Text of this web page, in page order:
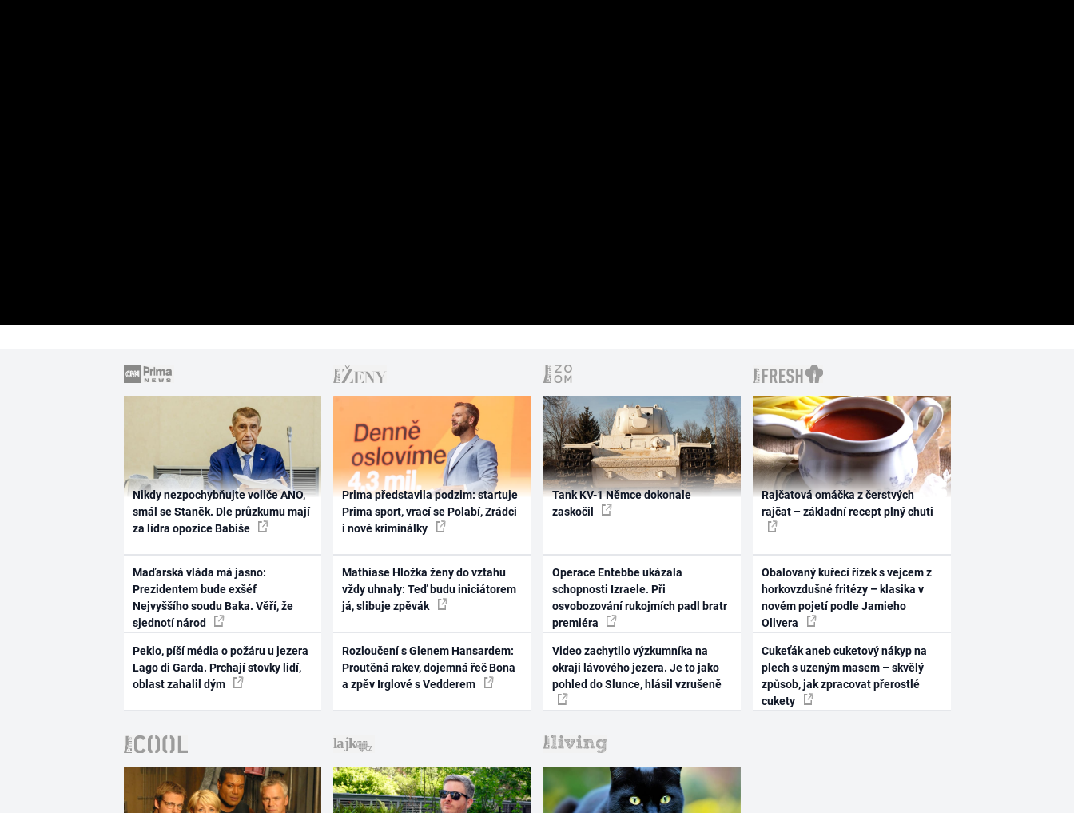
Nikdy nezpochybňujte voliče ANO,
smál se Staněk. Dle průzkumu mají
za lídra opozice Babiše
Maďarská vláda má jasno:
Prezidentem bude exšéf
Nejvyššího soudu Baka. Věří, že
sjednotí národ
Peklo, píší média o požáru u jezera
Lago di Garda. Prchají stovky lidí,
oblast zahalil dým
Prima představila podzim: startuje
Prima sport, vrací se Polabí, Zrádci
i nové kriminálky
Mathiase Hložka ženy do vztahu
vždy uhnaly: Teď budu iniciátorem
já, slibuje zpěvák
Rozloučení s Glenem Hansardem:
Proutěná rakev, dojemná řeč Bona
a zpěv Irglové s Vedderem
Tank KV-1 Němce dokonale
zaskočil
Operace Entebbe ukázala
schopnosti Izraele. Při
osvobozování rukojmích padl bratr
premiéra
Video zachytilo výzkumníka na
okraji lávového jezera. Je to jako
pohled do Slunce, hlásil vzrušeně
Rajčatová omáčka z čerstvých
rajčat – základní recept plný chuti
Obalovaný kuřecí řízek s vejcem z
horkovzdušné fritézy – klasika v
novém pojetí podle Jamieho
Olivera
Cukeťák aneb cuketový nákyp na
plech s uzeným masem – skvělý
způsob, jak zpracovat přerostlé
cukety